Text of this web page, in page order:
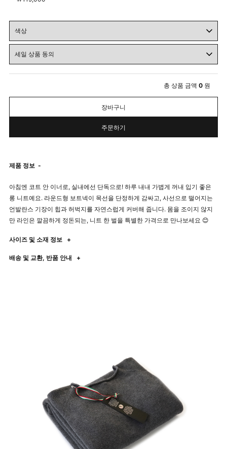
총 상품 금액 0 원
장바구니
주문하기
제품 정보 -
아침엔 코트 안 이너로, 실내에선 단독으로! 하루 내내 가볍게 꺼내 입기 좋은
롱 니트예요. 라운드형 보트넥이 목선을 단정하게 감싸고, 사선으로 떨어지는
언발란스 기장이 힙과 허벅지를 자연스럽게 커버해 줍니다. 몸을 조이지 않지
만 라인은 깔끔하게 정돈되는, 니트 한 벌을 특별한 가격으로 만나보세요 😊
사이즈 및 소재 정보 +
배송 및 교환, 반품 안내 +